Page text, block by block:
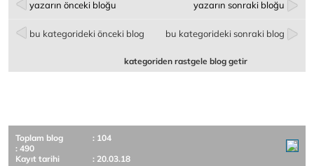
yazarın önceki bloğu yazarın sonraki bloğu
bu kategorideki önceki blog bu kategorideki sonraki blog
kategoriden rastgele blog getir
Toplam blog
: 104
: 490
Kayıt tarihi
: 20.03.18